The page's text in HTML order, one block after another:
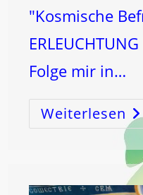
"Kosmische
Folge mir in…
Weiterlesen